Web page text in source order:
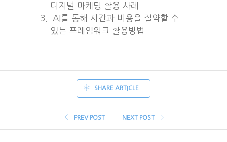
디지털 마케팅 활용 사례
AI를 통해 시간과 비용을 절약할 수
있는 프레임워크 활용방법
PREV POST
SHARE ARTICLE
NEXT POST